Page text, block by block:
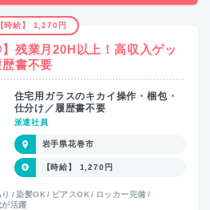
【時給】 1,270円
残業月20H以上！高収入ゲッ
書不要
住宅用ガラスのキカイ操作・梱包・
仕分け／履歴書不要
派遣社員
岩手県花巻市
【時給】 1,270円
染髪OK ピアスOK
ロッカー完備
活躍